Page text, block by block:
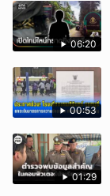
06:20
00:53
01:29